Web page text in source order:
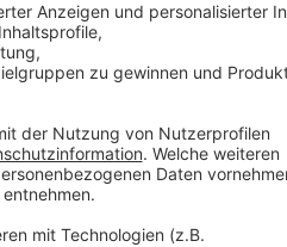
Wir benötigen Ihre
den YouTube Video-
laden!
Wir verwenden einen